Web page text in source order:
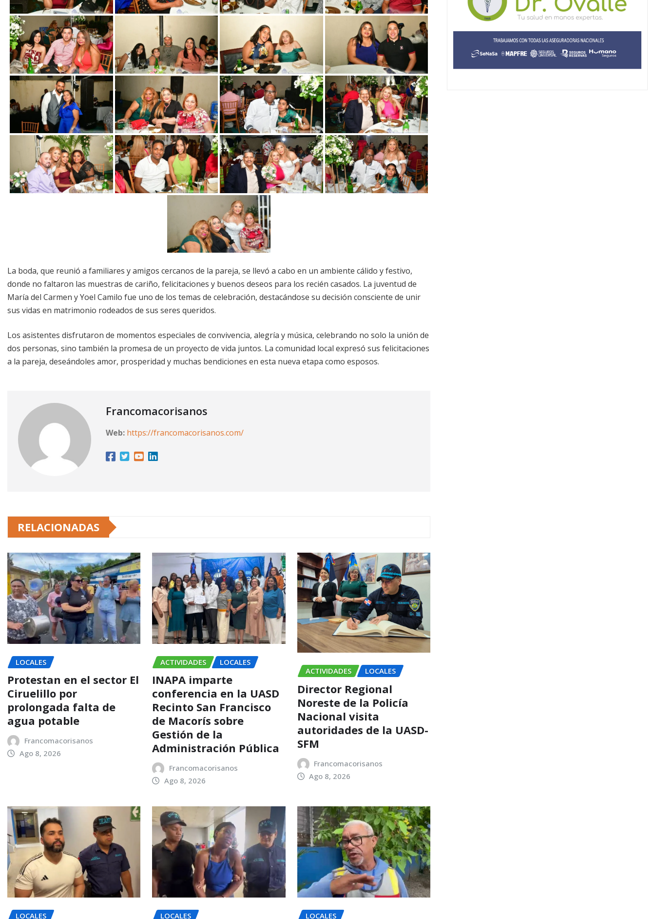
La boda, que reunió a familiares y amigos cercanos de la pareja, se llevó a cabo en un ambiente cálido y festivo,
donde no faltaron las muestras de cariño, felicitaciones y buenos deseos para los recién casados. La juventud de
María del Carmen y Yoel Camilo fue uno de los temas de celebración, destacándose su decisión consciente de unir
sus vidas en matrimonio rodeados de sus seres queridos.
Los asistentes disfrutaron de momentos especiales de convivencia, alegría y música, celebrando no solo la unión de
dos personas, sino también la promesa de un proyecto de vida juntos. La comunidad local expresó sus felicitaciones
a la pareja, deseándoles amor, prosperidad y muchas bendiciones en esta nueva etapa como esposos.
Francomacorisanos
Web: https://francomacorisanos.com/
RELACIONADAS
LOCALES
Protestan en el sector El
Ciruelillo por
prolongada falta de
agua potable
Francomacorisanos
Ago 8, 2026
ACTIVIDADES LOCALES
INAPA imparte
conferencia en la UASD
Recinto San Francisco
de Macorís sobre
Gestión de la
Administración Pública
Francomacorisanos
Ago 8, 2026
ACTIVIDADES LOCALES
Director Regional
Noreste de la Policía
Nacional visita
autoridades de la UASD-
SFM
Francomacorisanos
Ago 8, 2026
LOCALES LOCALES LOCALES